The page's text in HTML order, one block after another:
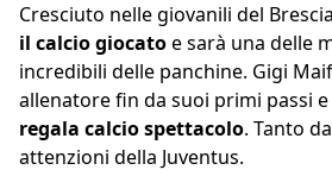
Cresciuto nelle giovanili del Brescia
il calcio giocatoe sarà una delle
incredibili delle panchine. Gigi
allenatore fin da suoi primi passi e
regala calcio spettacolo. Tanto
attenzioni della Juventus.